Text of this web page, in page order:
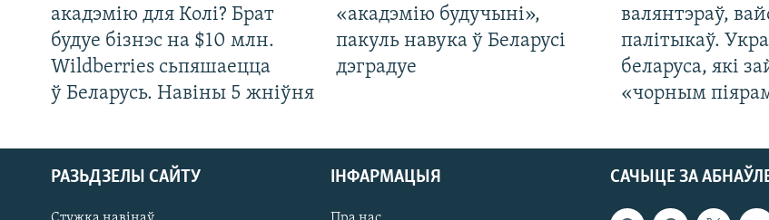
акадэмію для Колі? Брат
будуе бізнэс на $10 млн.
Wildberries сьпяшаецца
ў Беларусь. Навіны 5 жніўня
«акадэмію будучыні»,
пакуль навука ў Беларусі
дэградуе
валянтэраў,
палітыкаў.
беларуса, які
«чорным
САЧЫЦЕ ЗА
РАЗЬДЗЕЛЫ САЙТУ ІНФАРМАЦЫЯ